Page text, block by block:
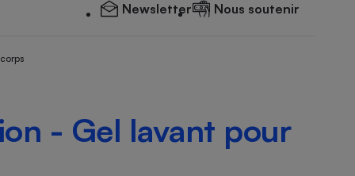
Newsletter Nous soutenir
- Gel lavant pour